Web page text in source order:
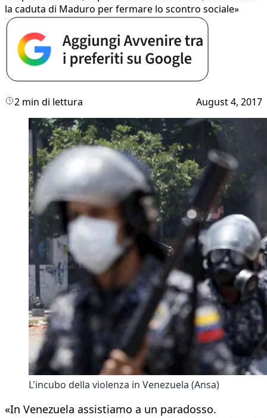
la caduta di Maduro per fermare lo scontro sociale»
2 min di lettura August 4, 2017
L'incubo della violenza in Venezuela (Ansa)
«In Venezuela assistiamo a un paradosso.